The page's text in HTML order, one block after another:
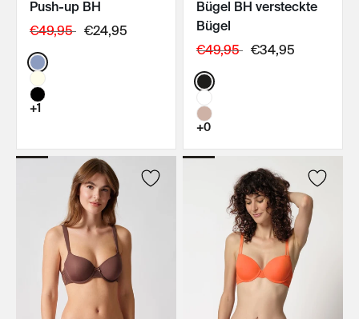
IN DEN WARENKORB
Push-up BH
€49,95 €24,95
Color:
+1
IN DEN WARENKORB
Bügel BH versteckte
Bügel
€49,95 €34,95
Color:
+0